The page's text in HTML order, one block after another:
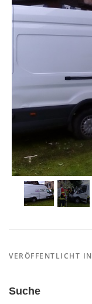
VERÖFFENTLICHT IN
Suche